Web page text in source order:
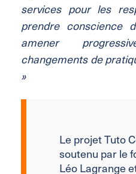
services pour les
prendre conscience
amener
changements de
»
Le projet Tuto
soutenu par le
Léo Lagrange